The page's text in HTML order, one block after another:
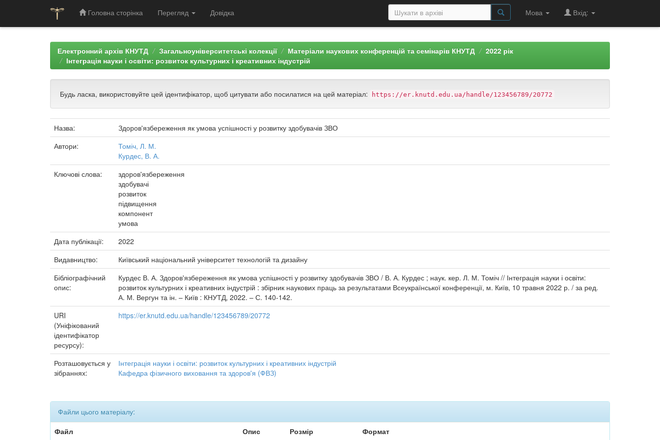
Головна сторінка Перегляд Довідка Мова Вхід:
Електронний архів КНУТД Загальноуніверситетські колекції Матеріали наукових конференцій та семінарів КНУТД
2022 рік
Інтеграція науки і освіти: розвиток культурних і креативних індустрій
Будь ласка, використовуйте цей ідентифікатор, щоб цитувати або посилатися на цей матеріал: https://er.knutd.edu.ua/handle/123456789/20772
Назва:
Здоров'язбереження як умова успішності у розвитку здобувачів ЗВО
Автори:
Томіч, Л. М.
Курдес, В. А.
Ключові слова:
здоров'язбереження
здобувачі
розвиток
підвищення
компонент
умова
Дата публікації:
2022
Видавництво:
Київський національний університет технологій та дизайну
Бібліографічний
опис:
Курдес В. А. Здоров'язбереження як умова успішності у розвитку здобувачів ЗВО / В. А. Курдес ; наук. кер. Л. М. Томіч // Інтеграція науки і освіти:
розвиток культурних і креативних індустрій : збірник наукових праць за результатами Всеукраїнської конференції, м. Київ, 10 травня 2022 р. / за ред.
А. М. Вергун та ін. – Київ : КНУТД, 2022. – С. 140-142.
URI
(Уніфікований
ідентифікатор
ресурсу):
https://er.knutd.edu.ua/handle/123456789/20772
Розташовується у
зібраннях:
Інтеграція науки і освіти: розвиток культурних і креативних індустрій
Кафедра фізичного виховання та здоров'я (ФВЗ)
Файли цього матеріалу:
Файл
Опис Розмір Формат